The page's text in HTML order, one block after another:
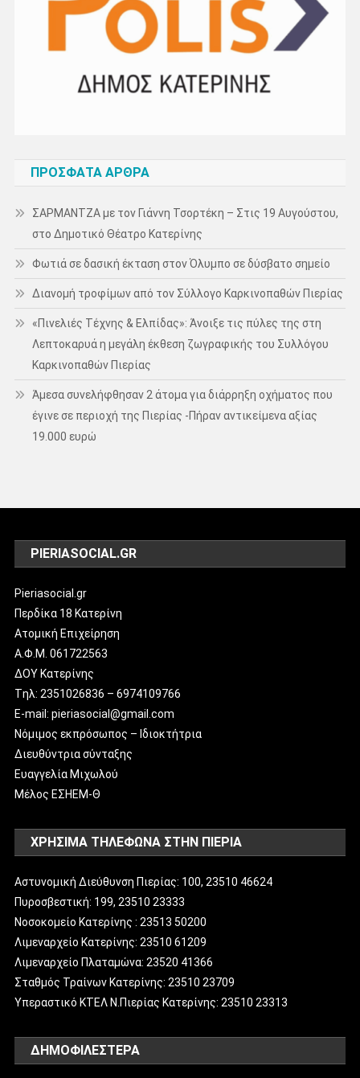
ΠΡΌΣΦΑΤΑ ΆΡΘΡΑ
ΣΑΡΜΑΝΤΖΑ με τον Γιάννη Τσορτέκη – Στις 19 Αυγούστου,
στο Δημοτικό Θέατρο Κατερίνης
Φωτιά σε δασική έκταση στον Όλυμπο σε δύσβατο σημείο
Διανομή τροφίμων από τον Σύλλογο Καρκινοπαθών Πιερίας
«Πινελιές Τέχνης & Ελπίδας»: Άνοιξε τις πύλες της στη
Λεπτοκαρυά η μεγάλη έκθεση ζωγραφικής του Συλλόγου
Καρκινοπαθών Πιερίας
Άμεσα συνελήφθησαν 2 άτομα για διάρρηξη οχήματος που
έγινε σε περιοχή της Πιερίας -Πήραν αντικείμενα αξίας
19.000 ευρώ
PIERIASOCIAL.GR
Pieriasocial.gr
Περδίκα 18 Κατερίνη
Ατομική Επιχείρηση
Α.Φ.Μ. 061722563
ΔΟΥ Κατερίνης
Tηλ: 2351026836 – 6974109766
E-mail: pieriasocial@gmail.com
Νόμιμος εκπρόσωπος – Ιδιοκτήτρια
Διευθύντρια σύνταξης
Ευαγγελία Μιχωλού
Μέλος ΕΣΗΕΜ-Θ
ΧΡΗΣΙΜΑ ΤΗΛΕΦΩΝΑ ΣΤΗΝ ΠΙΕΡΙΑ
Αστυνομική Διεύθυνση Πιερίας: 100, 23510 46624
Πυροσβεστική: 199, 23510 23333
Νοσοκομείο Κατερίνης : 23513 50200
Λιμεναρχείο Κατερίνης: 23510 61209
Λιμεναρχείο Πλαταμώνα: 23520 41366
Σταθμός Τραίνων Κατερίνης: 23510 23709
Υπεραστικό ΚΤΕΛ Ν.Πιερίας Κατερίνης: 23510 23313
ΔΗΜΟΦΙΛΈΣΤΕΡΑ